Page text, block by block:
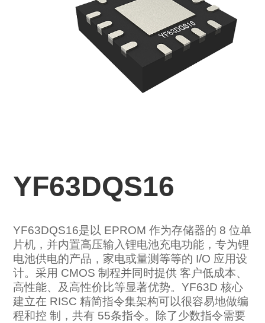
YF63DQS16
YF63DQS16是以 EPROM 作为存储器的 8 位单
片机，并内置高压输入锂电池充电功能，专为锂
电池供电的产品，家电或量测等等的 I/O 应用设
计。采用 CMOS 制程并同时提供 客户低成本、
高性能、及高性价比等显著优势。YF63D 核心
建立在 RISC 精简指令集架构可以很容易地做编
程和控 制，共有 55条指令。除了少数指令需要